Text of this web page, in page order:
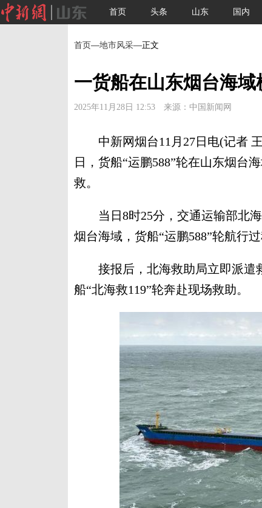
首页 头条 山东 国内
首页—地市风采—正文
一货船在山东烟台海
2025年11月28日 12:53 来源：中国新闻网
中新网烟台11月27日电(记者 王
日，货船“运鹏588”轮在山东烟台
救。
当日8时25分，交通运输部北海
烟台海域，货船“运鹏588”轮航行
接报后，北海救助局立即派遣救
船“北海救119”轮奔赴现场救助。